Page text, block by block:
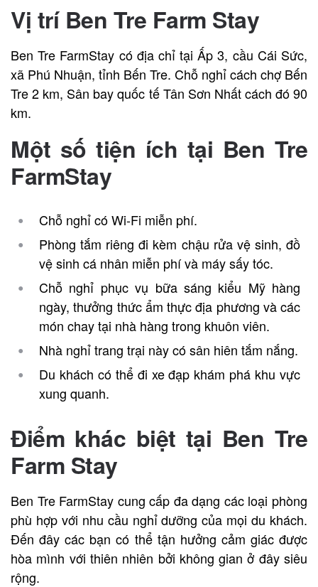
Vị trí Ben Tre Farm Stay
Ben Tre FarmStay có địa chỉ tại Ấp 3, cầu Cái Sức,
xã Phú Nhuận, tỉnh Bến Tre. Chỗ nghỉ cách chợ Bến
Tre 2 km, Sân bay quốc tế Tân Sơn Nhất cách đó 90
km.
Một số tiện ích tại Ben Tre
FarmStay
Chỗ nghỉ có Wi-Fi miễn phí.
Phòng tắm riêng đi kèm chậu rửa vệ sinh, đồ
vệ sinh cá nhân miễn phí và máy sấy tóc.
Chỗ nghỉ phục vụ bữa sáng kiểu Mỹ hàng
ngày, thưởng thức ẩm thực địa phương và các
món chay tại nhà hàng trong khuôn viên.
Nhà nghỉ trang trại này có sân hiên tắm nắng.
Du khách có thể đi xe đạp khám phá khu vực
xung quanh.
Điểm khác biệt tại Ben Tre
Farm Stay
Ben Tre FarmStay cung cấp đa dạng các loại phòng
phù hợp với nhu cầu nghỉ dưỡng của mọi du khách.
Đến đây các bạn có thể tận hưởng cảm giác được
hòa mình với thiên nhiên bởi không gian ở đây siêu
rộng.